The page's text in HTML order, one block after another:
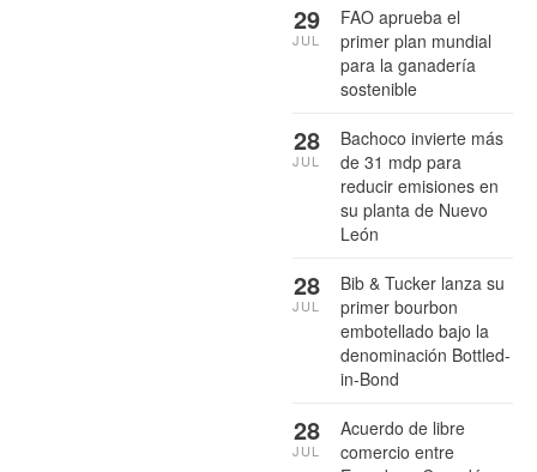
FAO aprueba el
primer plan mundial
para la ganadería
sostenible
29
JUL
Bachoco invierte más
de 31 mdp para
reducir emisiones en
su planta de Nuevo
León
28
JUL
Bib & Tucker lanza su
primer bourbon
embotellado bajo la
denominación Bottled-
in-Bond
28
JUL
Acuerdo de libre
comercio entre
28
JUL